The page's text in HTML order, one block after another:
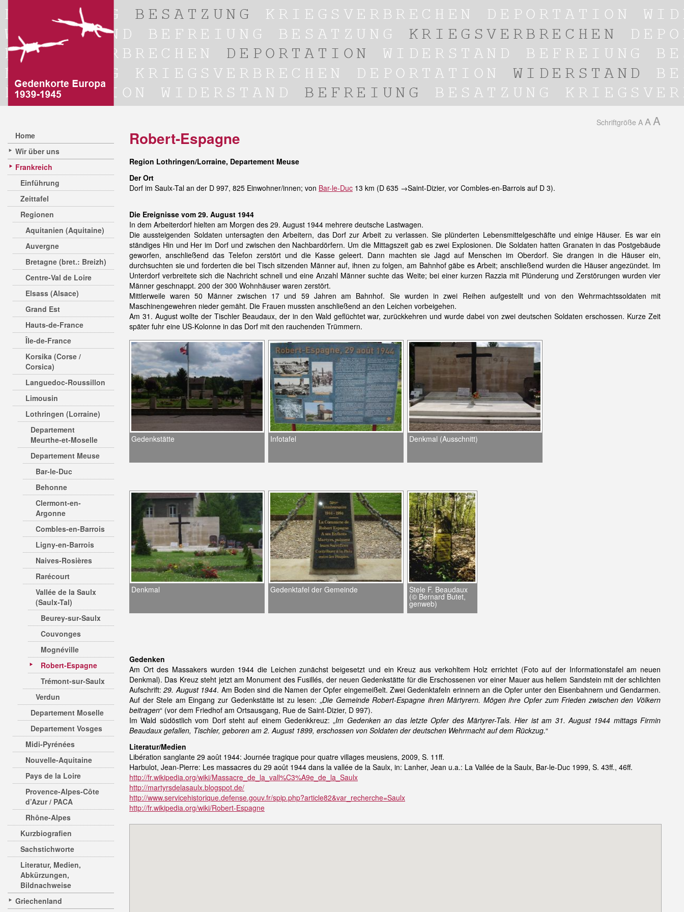
Home
Wir über uns
Frankreich
Einführung
Zeittafel
Regionen
Aquitanien (Aquitaine)
Auvergne
Bretagne (bret.: Breizh)
Centre-Val de Loire
Elsass (Alsace)
Grand Est
Hauts-de-France
Île-de-France
Korsika (Corse /
Corsica)
Languedoc-Roussillon
Limousin
Lothringen (Lorraine)
Departement
Meurthe-et-Moselle
Departement Meuse
Bar-le-Duc
Behonne
Clermont-en-
Argonne
Combles-en-Barrois
Ligny-en-Barrois
Naives-Rosières
Rarécourt
Vallée de la Saulx
(Saulx-Tal)
Beurey-sur-Saulx
Couvonges
Mognéville
Robert-Espagne
Trémont-sur-Saulx
Verdun
Departement Moselle
Departement Vosges
Midi-Pyrénées
Nouvelle-Aquitaine
Pays de la Loire
Provence-Alpes-Côte
d’Azur / PACA
Rhône-Alpes
Kurzbiografien
Sachstichworte
Literatur, Medien,
Abkürzungen,
Bildnachweise
Griechenland
Schriftgröße A A A
Robert-Espagne
Region Lothringen/Lorraine, Departement Meuse
Der Ort
Dorf im Saulx-Tal an der D 997, 825 Einwohner/innen; von Bar-le-Duc 13 km (D 635 →Saint-Dizier, vor Combles-en-Barrois auf D 3).
Die Ereignisse vom 29. August 1944
In dem Arbeiterdorf hielten am Morgen des 29. August 1944 mehrere deutsche Lastwagen.
Die aussteigenden Soldaten untersagten den Arbeitern, das Dorf zur Arbeit zu verlassen. Sie plünderten Lebensmittelgeschäfte und einige Häuser. Es war ein
ständiges Hin und Her im Dorf und zwischen den Nachbardörfern. Um die Mittagszeit gab es zwei Explosionen. Die Soldaten hatten Granaten in das Postgebäude
geworfen, anschließend das Telefon zerstört und die Kasse geleert. Dann machten sie Jagd auf Menschen im Oberdorf. Sie drangen in die Häuser ein,
durchsuchten sie und forderten die bei Tisch sitzenden Männer auf, ihnen zu folgen, am Bahnhof gäbe es Arbeit; anschließend wurden die Häuser angezündet. Im
Unterdorf verbreitete sich die Nachricht schnell und eine Anzahl Männer suchte das Weite; bei einer kurzen Razzia mit Plünderung und Zerstörungen wurden vier
Männer geschnappt. 200 der 300 Wohnhäuser waren zerstört.
Mittlerweile waren 50 Männer zwischen 17 und 59 Jahren am Bahnhof. Sie wurden in zwei Reihen aufgestellt und von den Wehrmachtssoldaten mit
Maschinengewehren nieder gemäht. Die Frauen mussten anschließend an den Leichen vorbeigehen.
Am 31. August wollte der Tischler Beaudaux, der in den Wald geflüchtet war, zurückkehren und wurde dabei von zwei deutschen Soldaten erschossen. Kurze Zeit
später fuhr eine US-Kolonne in das Dorf mit den rauchenden Trümmern.
Gedenkstätte Infotafel Denkmal (Ausschnitt)
Denkmal Gedenktafel der Gemeinde Stele F. Beaudaux
(© Bernard Butet,
genweb)
Gedenken
Am Ort des Massakers wurden 1944 die Leichen zunächst beigesetzt und ein Kreuz aus verkohltem Holz errichtet (Foto auf der Informationstafel am neuen
Denkmal). Das Kreuz steht jetzt am Monument des Fusillés, der neuen Gedenkstätte für die Erschossenen vor einer Mauer aus hellem Sandstein mit der schlichten
Aufschrift:29. August 1944. Am Boden sind die Namen der Opfer eingemeißelt. Zwei Gedenktafeln erinnern an die Opfer unter den Eisenbahnern und Gendarmen.
Auf der Stele am Eingang zur Gedenkstätte ist zu lesen: „Die Gemeinde Robert-Espagne ihren Märtyrern. Mögen ihre Opfer zum Frieden zwischen den Völkern
beitragen“ (vor dem Friedhof am Ortsausgang, Rue de Saint-Dizier, D 997).
Im Wald südöstlich vom Dorf steht auf einem Gedenkkreuz: „Im Gedenken an das letzte Opfer des Märtyrer-Tals. Hier ist am 31. August 1944 mittags Firmin
Beaudaux gefallen, Tischler, geboren am 2. August 1899, erschossen von Soldaten der deutschen Wehrmacht auf dem Rückzug.“
Literatur/Medien
Libération sanglante 29 août 1944: Journée tragique pour quatre villages meusiens, 2009, S. 11ff.
Harbulot, Jean-Pierre: Les massacres du 29 août 1944 dans la vallée de la Saulx, in: Lanher, Jean u.a.: La Vallée de la Saulx, Bar-le-Duc 1999, S. 43ff., 46ff.
http://fr.wikipedia.org/wiki/Massacre_de_la_vall%C3%A9e_de_la_Saulx
http://martyrsdelasaulx.blogspot.de/
http://www.servicehistorique.defense.gouv.fr/spip.php?article82&var_recherche=Saulx
http://fr.wikipedia.org/wiki/Robert-Espagne